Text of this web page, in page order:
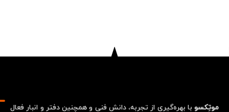
موتِکسو با بهره‌گیری از تجربه، دانش فنی و همچنین دفتر و انبار فعال